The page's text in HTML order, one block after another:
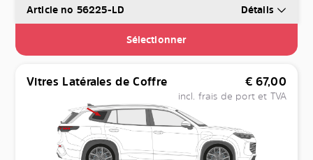
Article no 56225-LD Détails
Sélectionner
Vitres Latérales de Coffre € 67,00
incl. frais de port et TVA